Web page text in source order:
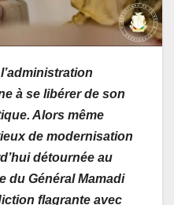
à se libérer de son
Alors même
de modernisation
détournée au
du Général Mamadi
flagrante avec